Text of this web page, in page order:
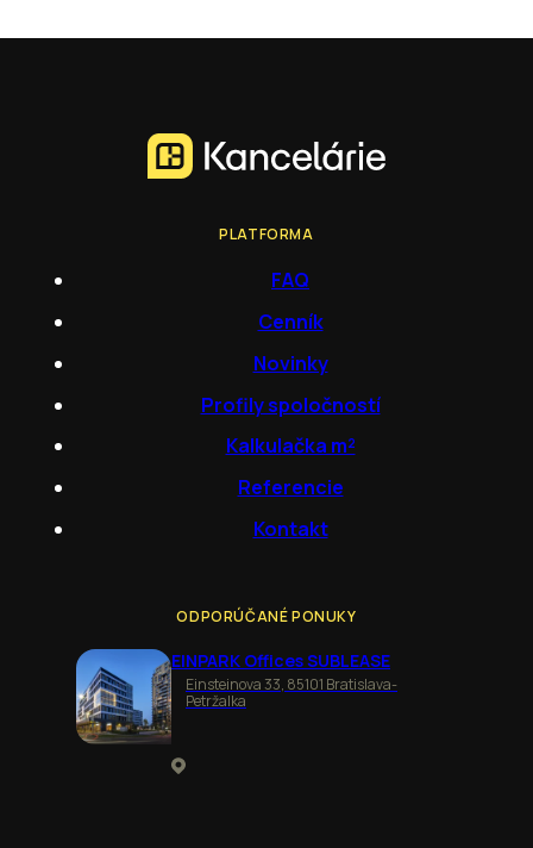
PLATFORMA
FAQ
Cenník
Novinky
Profily spoločností
Kalkulačka m²
Referencie
Kontakt
ODPORÚČANÉ PONUKY
EINPARK Offices SUBLEASE
Einsteinova 33, 85101 Bratislava-
Petržalka